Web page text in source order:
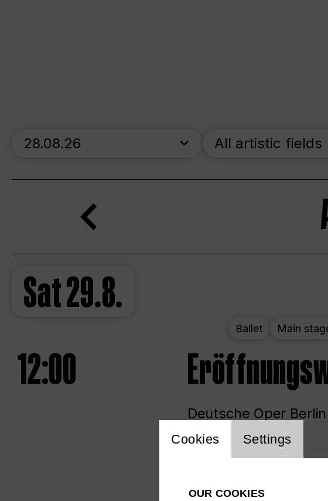
skip_calendar_timeline
Search
All artistic fields
Sat29.8.
Ballet Main
12:00
Deutsche Oper
Unlimited
Website
Cookies Settings
OUR COOKIES